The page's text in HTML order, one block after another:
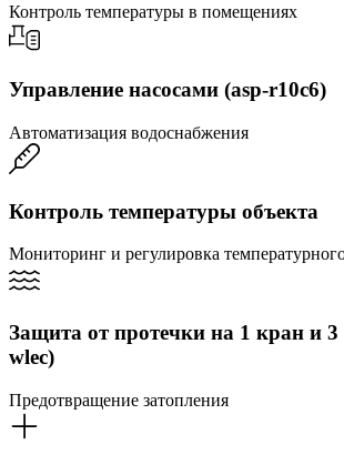
Контроль температуры в помещениях
Управление насосами (asp-r10c6)
Автоматизация водоснабжения
Контроль температуры объекта
Мониторинг и регулировка
Защита от протечки на 1 кран и 3
wlec)
Предотвращение затопления